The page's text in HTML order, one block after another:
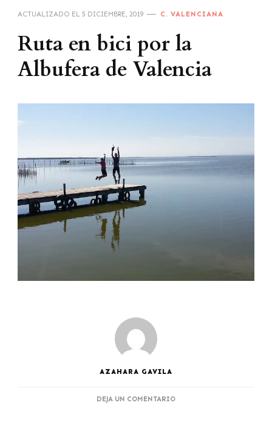
ACTUALIZADO EL 5 DICIEMBRE, 2019 C. VALENCIANA
Ruta en bici por la
Albufera de Valencia
AZAHARA GAVILA
DEJA UN COMENTARIOEN